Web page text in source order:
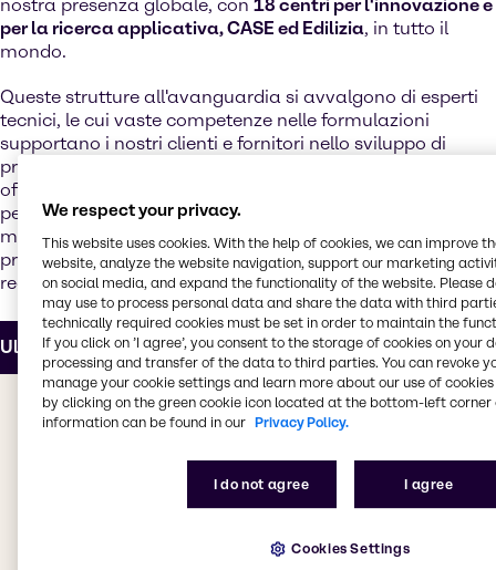
nostra presenza globale, con 18 centri per l'innovazione e
per la ricerca applicativa, CASE ed Edilizia, in tutto il
mondo.
Queste strutture all'avanguardia si avvalgono di esperti
tecnici, le cui vaste competenze nelle formulazioni
supportano i nostri clienti e fornitori nello sviluppo di
prodotti di nuova generazione. I nostri team tecnici
offrono il
personalizzano i prodotti per soddisfare le tendenze del
mercato in evoluzione, raggiungere standard di
prestazione più elevati e conseguire obiettivi di costo
realistici.
Ulteriori informazioni sul nostro centro di innovazione e
Il valore che ti offriamo
Se sei alla ricerca di prodotti per rivestimenti
decorativi o industriali, adesivi, sigillanti, elastomeri,
inchiostri, vernici in polvere o prodotti chimici per
CASE ed Edilizia lavorano per offrirti i migliori
We respect your privacy.
This website uses cookies. With the help of cookies, we can improve
website, analyze the website navigation, support our marketing
on social media, and expand the functionality of the website. Please
may use to process personal data and share the data with third
technically required cookies must be set in order to maintain the
If you click on ’I agree’, you consent to the storage of cookies on your
processing and transfer of the data to third parties. You can revoke
manage your cookie settings and learn more about our use of cookies
by clicking on the green cookie icon located at the bottom-left corner
information can be found in our Privacy Policy.
I do not agree I agree
Cookies Settings